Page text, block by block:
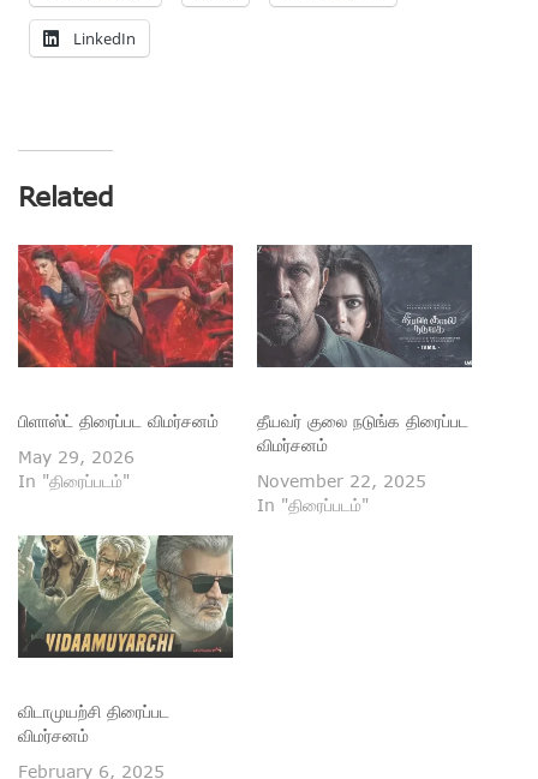
LinkedIn
Related
பிளாஸ்ட் திரைப்பட விமர்சனம்
May 29, 2026
In "திரைப்படம்"
தீயவர் குலை நடுங்க திரைப்பட
விமர்சனம்
November 22, 2025
In "திரைப்படம்"
விடாமுயற்சி திரைப்பட
விமர்சனம்
February 6, 2025